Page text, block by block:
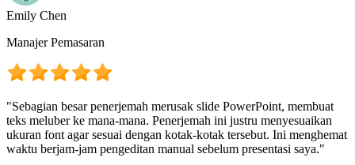
Emily Chen
Manajer Pemasaran
"Sebagian besar penerjemah merusak slide PowerPoint, membuat
teks meluber ke mana-mana. Penerjemah ini justru menyesuaikan
ukuran font agar sesuai dengan kotak-kotak tersebut. Ini menghemat
waktu berjam-jam pengeditan manual sebelum presentasi saya."